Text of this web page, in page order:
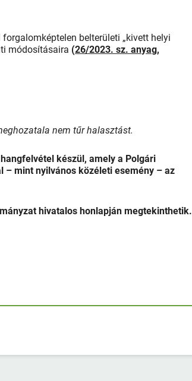
belterületi „kivett helyi
módosításaira (26/2023. sz. anyag,
nem tűr halasztást.
készül, amely a Polgári
mint nyilvános közéleti esemény – az
hivatalos honlapján megtekinthetik.